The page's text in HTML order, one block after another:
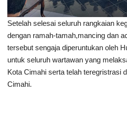
Setelah selesai seluruh rangkaian
dengan ramah-tamah,mancing dan
tersebut sengaja diperuntukan oleh
untuk seluruh wartawan yang
Kota Cimahi serta telah teregristrasi
Cimahi.